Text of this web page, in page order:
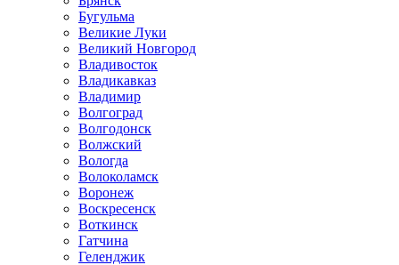
Бугульма
Великие Луки
Великий Новгород
Владивосток
Владикавказ
Владимир
Волгоград
Волгодонск
Волжский
Вологда
Волоколамск
Воронеж
Воскресенск
Воткинск
Гатчина
Геленджик